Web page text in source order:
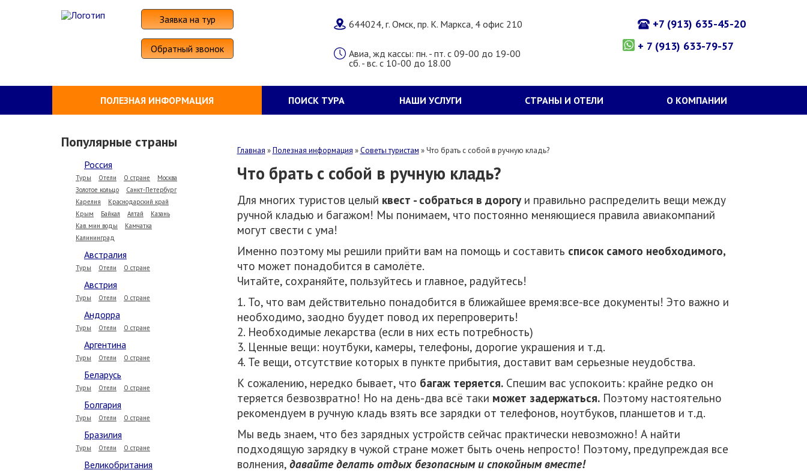
Заявка на тур
Обратный звонок
644024, г. Омск, пр. К. Маркса, 4 офис 210
Авиа, жд кассы: пн. - пт. с 09-00 до 19-00
сб. - вс. с 10-00 до 18.00
+7 (913) 635-45-20
+ 7 (913) 633-79-57
ПОЛЕЗНАЯ ИНФОРМАЦИЯ ПОИСК ТУРА НАШИ УСЛУГИ СТРАНЫ И ОТЕЛИ О КОМПАНИИ
Популярные страны
Россия
Туры Отели О стране
Москва
Золотое кольцо
Санкт-Петербург
Карелия
Краснодарский край
Крым
Байкал Алтай
Казань
Кав. мин воды
Камчатка
Калининград
Австралия
Туры Отели О стране
Австрия
Туры Отели О стране
Андорра
Туры Отели О стране
Аргентина
Туры Отели О стране
Беларусь
Туры Отели О стране
Болгария
Туры Отели О стране
Бразилия
Туры Отели О стране
Великобритания
Главная »Полезная информация »Советы туристам »Что брать с собой в ручную кладь?
Что брать с собой в ручную кладь?
Для многих туристов целый квест - собраться в дорогуи правильно распределить вещи между
ручной кладью и багажом! Мы понимаем, что постоянно меняющиеся правила авиакомпаний
могут свести с ума!
Именно поэтому мы решили прийти вам на помощь и составить список самого необходимого,
что может понадобится в самолёте.
Читайте, сохраняйте, пользуйтесь и главное, радуйтесь!
1. То, что вам действительно понадобится в ближайшее время:все-все документы! Это важно и
необходимо, заодно буудет повод их перепроверить!
2. Необходимые лекарства (если в них есть потребность)
3. Ценные вещи: ноутбуки, камеры, телефоны, дорогие украшения и т.д.
4. Те вещи, отсутствие которых в пункте прибытия, доставит вам серьезные неудобства.
К сожалению, нередко бывает, что багаж теряется.Спешим вас успокоить: крайне редко он
теряется безвозвратно! Но на день-два всё таки может задержаться.Поэтому настоятельно
рекомендуем в ручную кладь взять все зарядки от телефонов, ноутбуков, планшетов и т.д.
Мы ведь знаем, что без зарядных устройств сейчас практически невозможно! А найти
подходящую зарядку в чужой стране может быть очень непросто! Поэтому, предупреждая все
волнения, давайте делать отдых безопасным и спокойным вместе!